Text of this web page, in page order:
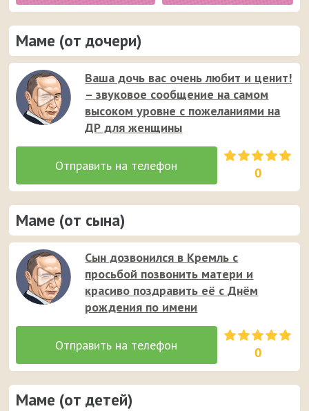
Маме (от дочери)
Ваша дочь вас очень любит и ценит!
– звуковое сообщение на самом
высоком уровне с пожеланиями на
ДР для женщины
0
Маме (от сына)
Сын дозвонился в Кремль с
просьбой позвонить матери и
красиво поздравить её с Днём
рождения по имени
0
Маме (от детей)